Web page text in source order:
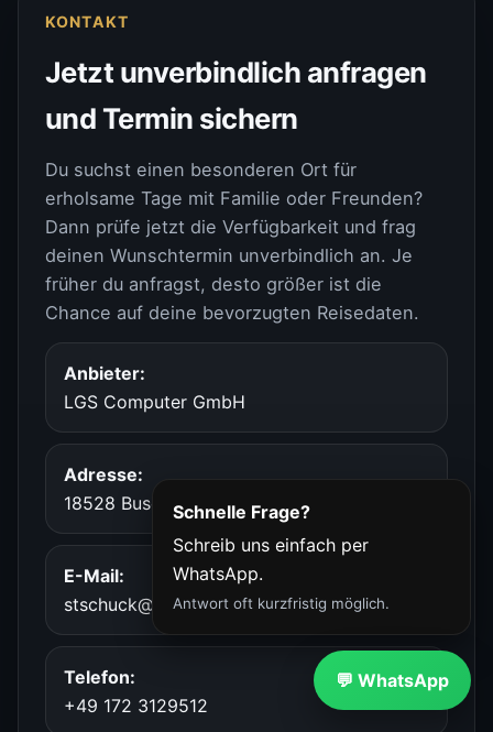
KONTAKT
Jetzt unverbindlich anfragen
und Termin sichern
Du suchst einen besonderen Ort für
erholsame Tage mit Familie oder Freunden?
Dann prüfe jetzt die Verfügbarkeit und frag
deinen Wunschtermin unverbindlich an. Je
früher du anfragst, desto größer ist die
Chance auf deine bevorzugten Reisedaten.
Anbieter:
LGS Computer GmbH
Adresse:
18528 Buschvitz, Am Bodden 38
E-Mail:
stschuck@lgs-computer.de
Telefon:
+49 172 3129512
💬 WhatsApp
Schnelle Frage?
Schreib uns einfach per
WhatsApp.
Antwort oft kurzfristig möglich.